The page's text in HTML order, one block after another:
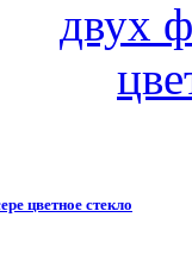
цветное стекло